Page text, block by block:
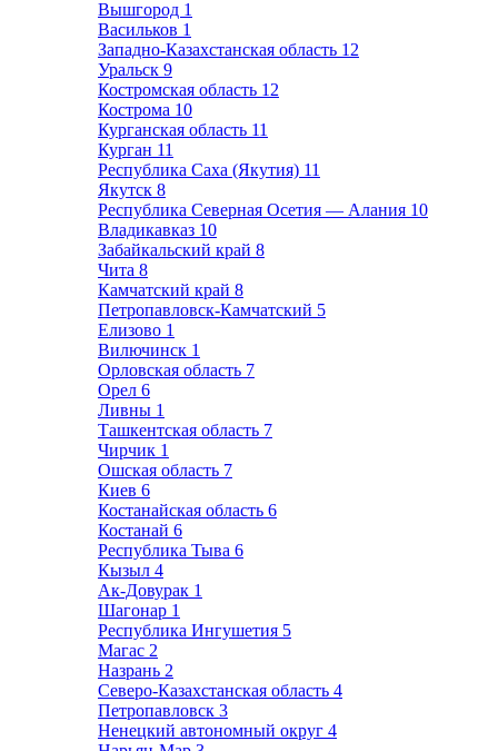
Вышгород 1
Васильков 1
Западно-Казахстанская область 12
Уральск 9
Костромская область 12
Кострома 10
Курганская область 11
Курган 11
Республика Саха (Якутия) 11
Якутск 8
Республика Северная Осетия — Алания 10
Владикавказ 10
Забайкальский край 8
Чита 8
Камчатский край 8
Петропавловск-Камчатский 5
Елизово 1
Вилючинск 1
Орловская область 7
Орел 6
Ливны 1
Ташкентская область 7
Чирчик 1
Ошская область 7
Киев 6
Костанайская область 6
Костанай 6
Республика Тыва 6
Кызыл 4
Ак-Довурак 1
Шагонар 1
Республика Ингушетия 5
Магас 2
Назрань 2
Северо-Казахстанская область 4
Петропавловск 3
Ненецкий автономный округ 4